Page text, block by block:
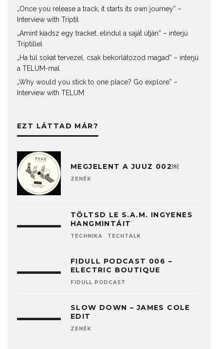
„Once you release a track, it starts its own journey” –
Interview with Triptil
„Amint kiadsz egy tracket, elindul a saját útján” – interjú
Triptillel
„Ha túl sokat tervezel, csak bekorlátozod magad” – interjú
a TELUM-mal
„Why would you stick to one place? Go explore” –
Interview with TELUM
EZT LÁTTAD MÁR?
MEGJELENT A JUUZ 002￼
ZENÉK
TÖLTSD LE S.A.M. INGYENES
HANGMINTÁIT
TECHNIKA TECHTALK
FIDULL PODCAST 006 –
ELECTRIC BOUTIQUE
FIDULL PODCAST
SLOW DOWN – JAMES COLE
EDIT
ZENÉK